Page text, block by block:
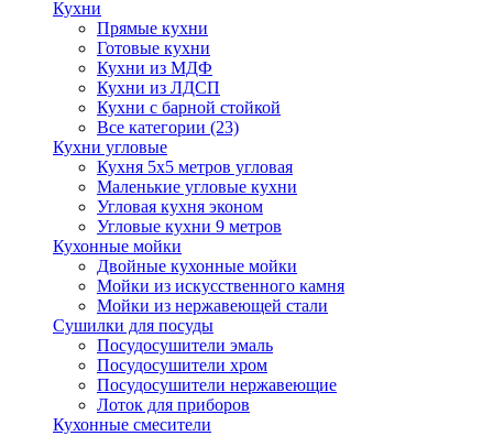
Кухни
Прямые кухни
Готовые кухни
Кухни из МДФ
Кухни из ЛДСП
Кухни с барной стойкой
Все категории (23)
Кухни угловые
Кухня 5х5 метров угловая
Маленькие угловые кухни
Угловая кухня эконом
Угловые кухни 9 метров
Кухонные мойки
Двойные кухонные мойки
Мойки из искусственного камня
Мойки из нержавеющей стали
Сушилки для посуды
Посудосушители эмаль
Посудосушители хром
Посудосушители нержавеющие
Лоток для приборов
Кухонные смесители